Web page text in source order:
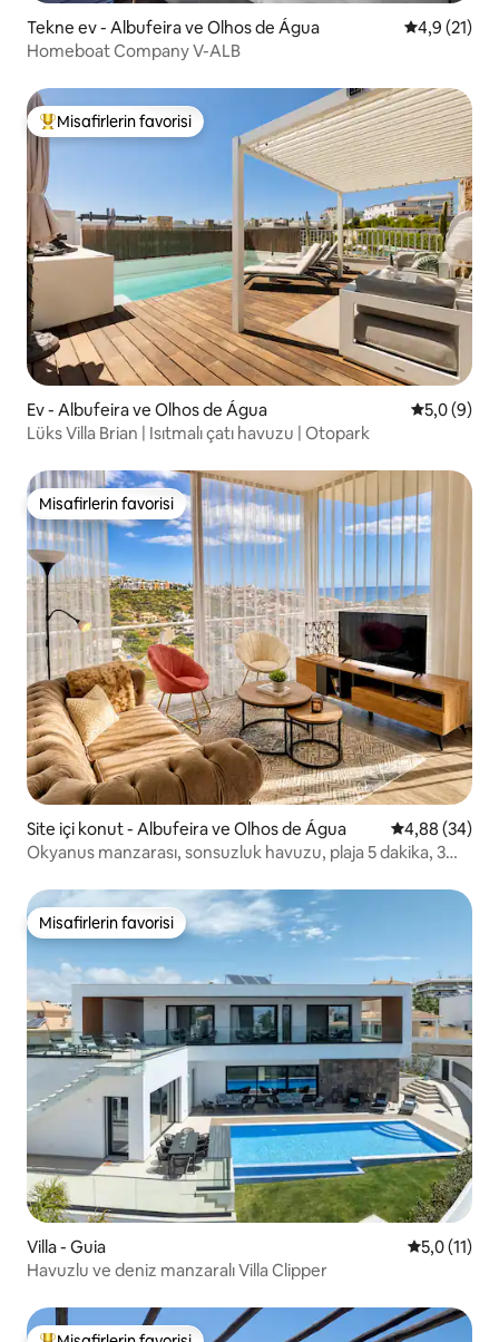
Tekne ev - Albufeira ve Olhos de Água 54,9 (21)
Homeboat Company V-ALB
Misafirlerin favorilerinden en beğenilenler arasında
Misafirlerin favorisi
Ev - Albufeira ve Olhos de Água 55,0 (9)
Lüks Villa Brian | Isıtmalı çatı havuzu | Otopark
Misafirlerin favorisi
Misafirlerin favorisi
Site içi konut - Albufeira ve Olhos de Água 5 üzerinden
4,88 (34)
Okyanus manzarası, sonsuzluk havuzu, plaja 5 dakika, 3
Misafirlerin favorisi
Misafirlerin favorisi
Villa - Guia 55,0 (11)
Havuzlu ve deniz manzaralı Villa Clipper